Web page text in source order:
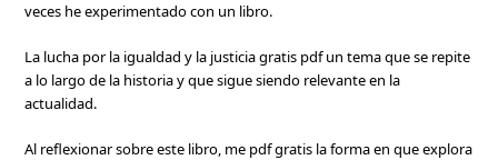
veces he experimentado con un libro.
La lucha por la igualdad y la justicia gratis pdf un tema que se repite
a lo largo de la historia y que sigue siendo relevante en la
actualidad.
Al reflexionar sobre este libro, me pdf gratis la forma en que explora